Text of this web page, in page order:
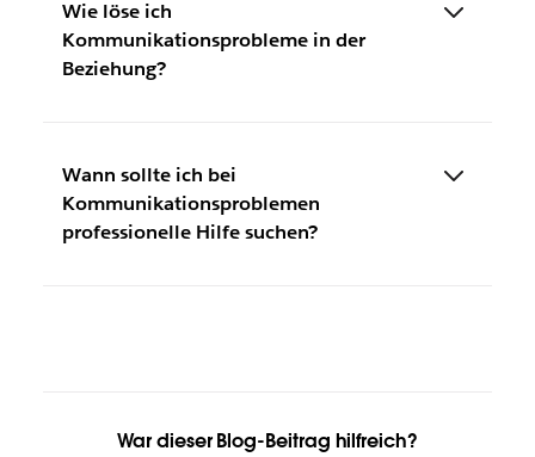
Wie löse ich
Kommunikationsprobleme in der
Beziehung?
Wann sollte ich bei
Kommunikationsproblemen
professionelle Hilfe suchen?
War dieser Blog-Beitrag hilfreich?